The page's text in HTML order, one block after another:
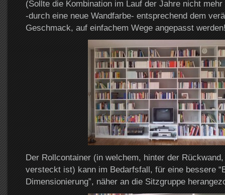
(Sollte die Kombination im Lauf der Jahre nicht
-durch eine neue Wandfarbe- entsprechend dem
Geschmack, auf einfachem Wege angepasst
Der Rollcontainer (in welchem, hinter der
versteckt ist) kann im Bedarfsfall, für eine bessere
Dimensionierung”, näher an die Sitzgruppe